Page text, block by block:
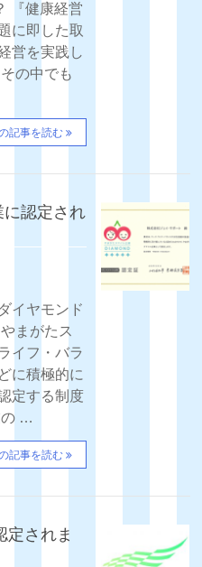
『健康経営
に即した取
営を実践し
の中でも
記事を読む
に認定され
イヤモンド
まがたス
イフ・バラ
に積極的に
定する制度
の …
記事を読む
定されま